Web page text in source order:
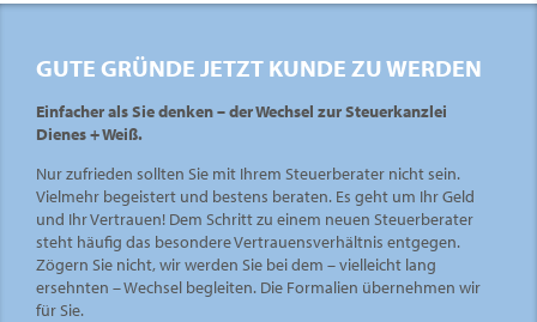
GUTE GRÜNDE JETZT KUNDE ZU WERDEN
Einfacher als Sie denken – der Wechsel zur Steuerkanzlei
Dienes + Weiß.
Nur zufrieden sollten Sie mit Ihrem Steuerberater nicht sein.
Vielmehr begeistert und bestens beraten. Es geht um Ihr Geld
und Ihr Vertrauen! Dem Schritt zu einem neuen Steuerberater
steht häufig das besondere Vertrauensverhältnis entgegen.
Zögern Sie nicht, wir werden Sie bei dem – vielleicht lang
ersehnten – Wechsel begleiten. Die Formalien übernehmen wir
für Sie.